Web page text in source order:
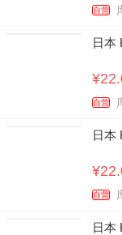
自营
日本
自营
日本
自营
日本